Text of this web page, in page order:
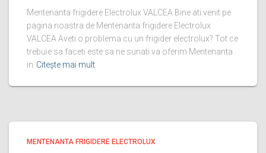
Mentenanta frigidere Electrolux VALCEA Bine ati venit pe
pagina noastra de Mentenanta frigidere Electrolux
VALCEA Aveti o problema cu un frigider electrolux? Tot ce
trebuie sa faceti este sa ne sunati va oferim Mentenanta
in Citește mai mult
MENTENANTA FRIGIDERE ELECTROLUX